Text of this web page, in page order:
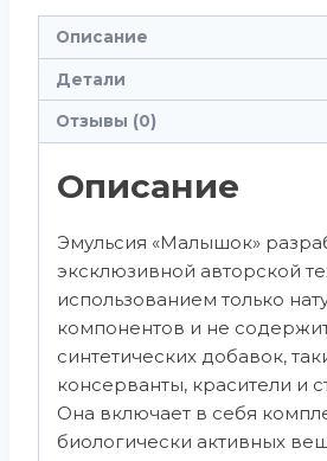
Описание
Детали
Отзывы (0)
Описание
Эмульсия «Малышок»
эксклюзивной авторской
использованием только
компонентов и не
синтетических добавок,
консерванты, красители и
Она включает в себя
биологически активных